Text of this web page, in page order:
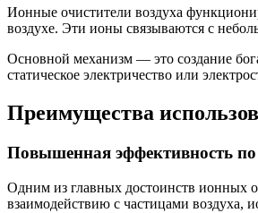
Ионные очистители воздуха
воздухе. Эти ионы связываются с
Основной механизм — это создание
статическое электричество или
Преимущества
Повышенная эффективность
Одним из главных достоинств ионных
взаимодействию с частицами воздуха,